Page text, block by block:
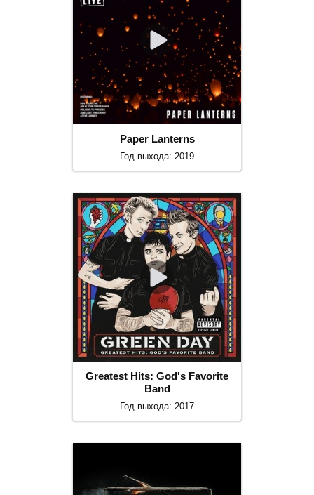
Paper Lanterns
Год выхода: 2019
Greatest Hits: God's Favorite
Band
Год выхода: 2017